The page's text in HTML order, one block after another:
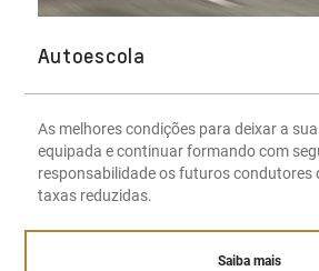
Autoescola
As melhores condições para deixar a
equipada e continuar formando com
responsabilidade os futuros condutores
taxas reduzidas.
Saiba mais